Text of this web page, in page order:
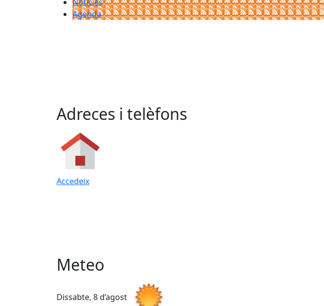
Agenda
Adreces i telèfons
Accedeix
Meteo
Dissabte, 8 d’agost